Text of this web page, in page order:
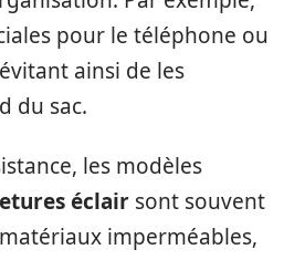
pour le téléphone ou
ainsi de les
du sac.
les modèles
éclair sont souvent
imperméables,